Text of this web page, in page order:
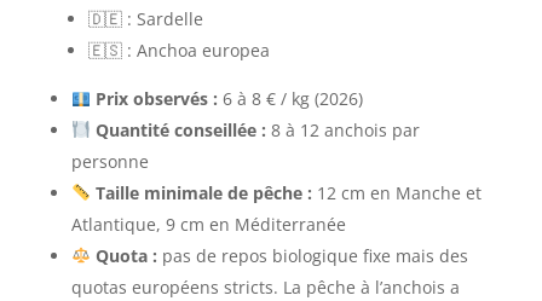
🇩🇪 : Sardelle
🇪🇸 : Anchoa europea
Prix observés : 6 à 8 € / kg (2026)
Quantité conseillée : 8 à 12 anchois par
personne
Taille minimale de pêche : 12 cm en Manche et
Atlantique, 9 cm en Méditerranée
Quota : pas de repos biologique fixe mais des
quotas européens stricts. La pêche à l’anchois a